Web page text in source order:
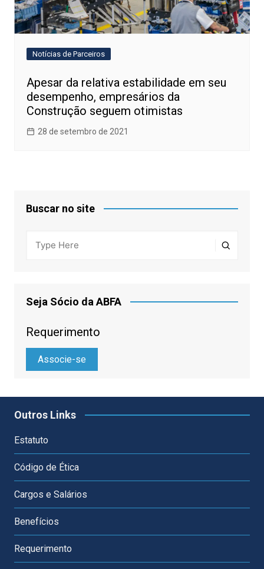
Notícias de Parceiros
Apesar da relativa estabilidade em seu
desempenho, empresários da
Construção seguem otimistas
28 de setembro de 2021
Buscar no site
Seja Sócio da ABFA
Requerimento
Associe-se
Outros Links
Estatuto
Código de Ética
Cargos e Salários
Benefícios
Requerimento